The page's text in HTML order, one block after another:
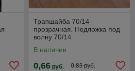
Трапшайба 70/14
прозрачная. Подложка под
волну 70/14
поликарбоната
В наличии
0,66 руб. 0,83 руб.